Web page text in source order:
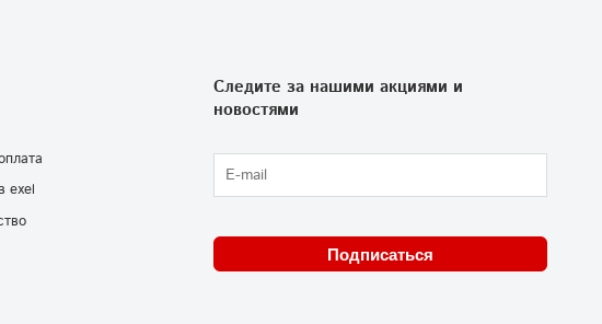
exel
Следите за нашими акциями и
новостями
Подписаться